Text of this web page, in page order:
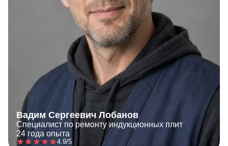
Вадим Сергеевич Лобанов
Специалист по ремонту индукционных плит
24 года опыта
4.9/5